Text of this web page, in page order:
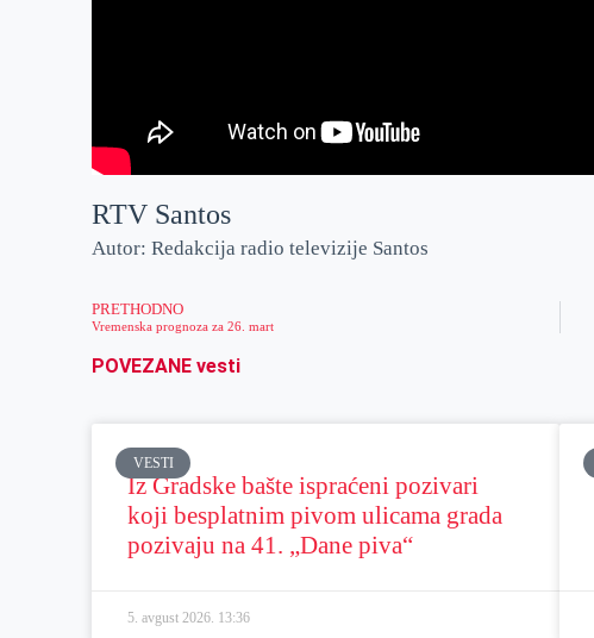
RTV Santos
Autor: Redakcija radio televizije Santos
PRETHODNO
Vremenska prognoza za 26. mart
POVEZANE vesti
VESTI
Iz Gradske bašte ispraćeni pozivari
koji besplatnim pivom ulicama grada
pozivaju na 41. „Dane piva“
5. avgust 2026. 13:36